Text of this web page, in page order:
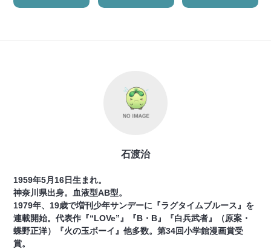
石渡治
1959年5月16日生まれ。
神奈川県出身。血液型AB型。
1979年、19歳で増刊少年サンデーに『ラグタイムブルース』を
連載開始。代表作『“LOVe”』『B・B』『白兵武者』（原案・
蝶野正洋）『火の玉ボーイ』他多数。第34回小学館漫画賞受
賞。